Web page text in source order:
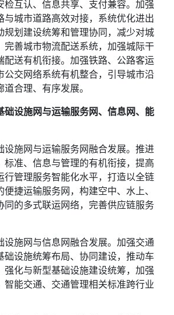
检互认、信息共享、支付兼容。加强
与城市道路高效对接，系统优化进出
规划建设统筹和管理协同，减少对城
完善城市物流配送系统，加强城际干
配送有机衔接。加强铁路、公路客运
公交网络系统有机整合，引导城市沿
合理、有序发展。
础设施网与运输服务网、信息网、能
施网与运输服务网融合发展。推进
标准、信息与管理的有机衔接，提高
行管理服务智能化水平，打造以全链
捷运输服务网，构建空中、水上、
同的多式联运网络，完善供应链服务
施网与信息网融合发展。加强交通
础设施统筹布局、协同建设，推动车
强化与新型基础设施建设统筹，加强
智能交通、交通管理相关标准跨行业